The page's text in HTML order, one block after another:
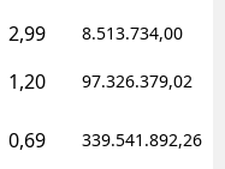
2,99 8.513.734,00
1,20 97.326.379,02
0,69 339.541.892,26